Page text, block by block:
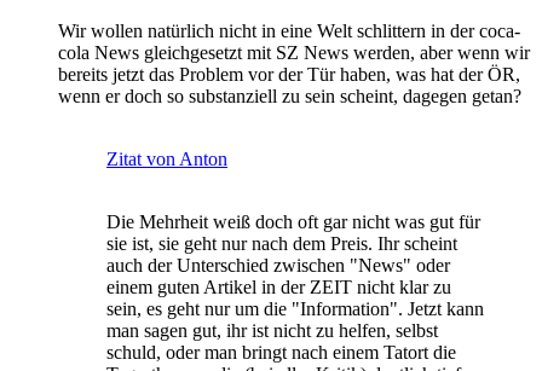
Wir wollen natürlich nicht in eine Welt schlittern in der coca-
cola News gleichgesetzt mit SZ News werden, aber wenn wir
bereits jetzt das Problem vor der Tür haben, was hat der ÖR,
wenn er doch so substanziell zu sein scheint, dagegen getan?
Zitat von Anton
Die Mehrheit weiß doch oft gar nicht was gut für
sie ist, sie geht nur nach dem Preis. Ihr scheint
auch der Unterschied zwischen "News" oder
einem guten Artikel in der ZEIT nicht klar zu
sein, es geht nur um die "Information". Jetzt kann
man sagen gut, ihr ist nicht zu helfen, selbst
schuld, oder man bringt nach einem Tatort die